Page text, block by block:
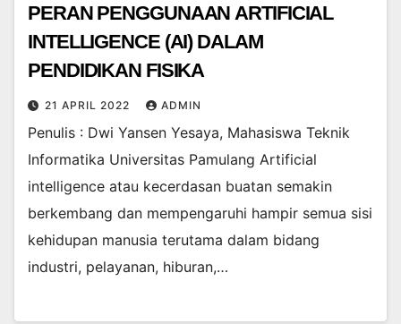
PERAN PENGGUNAAN ARTIFICIAL
INTELLIGENCE (AI) DALAM
PENDIDIKAN FISIKA
21 APRIL 2022 ADMIN
Penulis : Dwi Yansen Yesaya, Mahasiswa Teknik
Informatika Universitas Pamulang Artificial
intelligence atau kecerdasan buatan semakin
berkembang dan mempengaruhi hampir semua sisi
kehidupan manusia terutama dalam bidang
industri, pelayanan, hiburan,…